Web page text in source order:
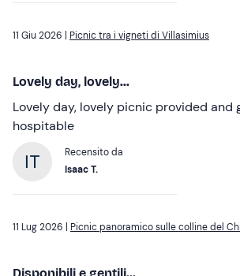
11 Giu 2026 | Picnic tra i vigneti di Villasimius
Lovely day, lovely...
Lovely day, lovely picnic provided and
hospitable
Recensito da
Isaac T.
11 Lug 2026 | Picnic panoramico sulle colline del